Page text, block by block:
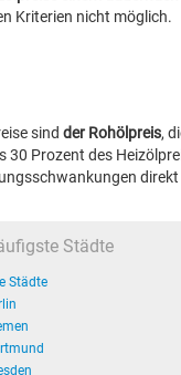
Kriterien nicht möglich.
sind der Rohölpreis,
30 Prozent des
Städte
Städte